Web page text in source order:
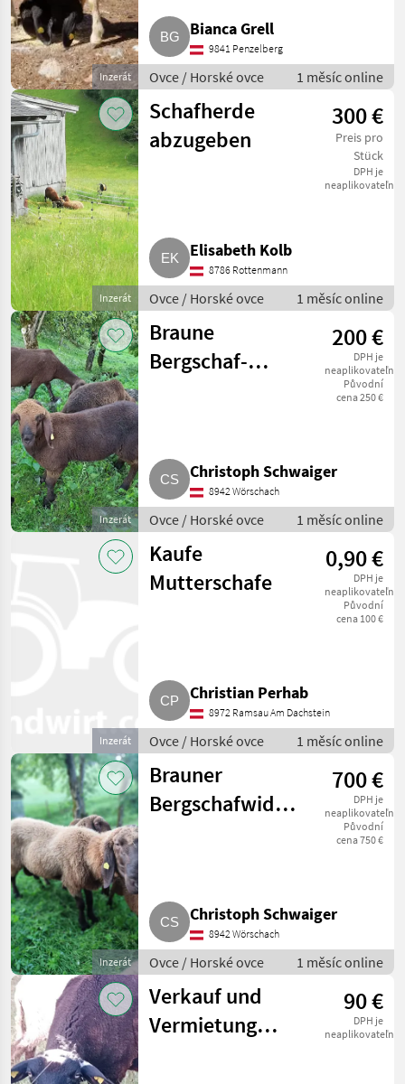
Inzerát
Bianca Grell
9841 Penzelberg
Ovce / Horské ovce 1 měsíc online
Inzerát
Schafherde
abzugeben
300 €
Preis pro
Stück
DPH je
neaplikovateľné
Elisabeth Kolb
8786 Rottenmann
Ovce / Horské ovce 1 měsíc online
Inzerát
Braune
Bergschaf-
200 €
DPH je
neaplikovateľné
Původní
cena 250 €
Christoph Schwaiger
8942 Wörschach
Ovce / Horské ovce 1 měsíc online
Inzerát
Kaufe
Mutterschafe
0,90 €
DPH je
neaplikovateľné
Původní
cena 100 €
Christian Perhab
8972 Ramsau Am Dachstein
Ovce / Horské ovce 1 měsíc online
Inzerát
Brauner
Bergschafwidder
700 €
DPH je
neaplikovateľné
Původní
cena 750 €
Christoph Schwaiger
8942 Wörschach
Ovce / Horské ovce 1 měsíc online
Verkauf und
Vermietung
90 €
DPH je
neaplikovateľné